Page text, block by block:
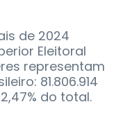
de 2024
Eleitoral
representam
81.806.914
do total.